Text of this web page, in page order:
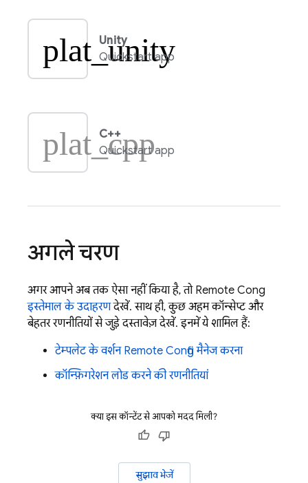
plat_unity
Unity
Quickstart app
plat_cpp
C++
Quickstart app
अगले चरण
अगर आपने अब तक ऐसा नहीं किया है, तो Remote Config
इस्तेमाल के उदाहरणदेखें. साथ ही, कुछ अहम कॉन्सेप्ट और
बेहतर रणनीतियों से जुड़े दस्तावेज़ देखें. इनमें ये शामिल हैं:
टेम्पलेट के वर्शन Remote Config मैनेज करना
कॉन्फ़िगरेशन लोड करने की रणनीतियां
क्या इस कॉन्टेंट से आपको मदद मिली?
सुझाव भेजें